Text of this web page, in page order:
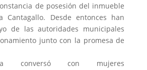
de posesión del inmueble
Cantagallo. Desde entonces han
de las autoridades municipales
junto con la promesa de